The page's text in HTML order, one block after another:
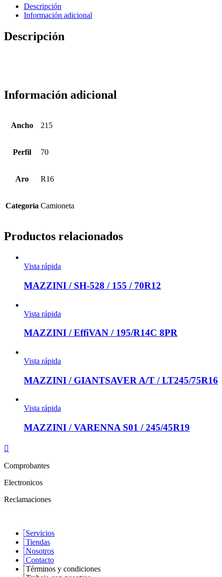
Descripción
Información adicional
Descripción
Información adicional
Ancho 215
Perfil 70
Aro R16
Categoría Camioneta
Productos relacionados
Vista rápida
MAZZINI / SH-528 / 155 / 70R12
Vista rápida
MAZZINI / EffiVAN / 195/R14C 8PR
Vista rápida
MAZZINI / GIANTSAVER A/T / LT245/75R16
Vista rápida
MAZZINI / VARENNA S01 / 245/45R19
Comprobantes
Electronicos
Reclamaciones
Servicios
Tiendas
Nosotros
Contacto
Términos y condiciones